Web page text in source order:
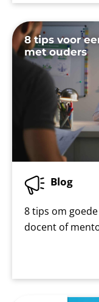
8 tips voor
met ouders
Blog
8 tips om
docent of